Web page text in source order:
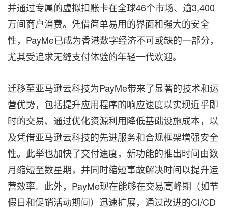
并通过专属的虚拟扣账卡在全球46个市场、逾3,400
万间商户消费。凭借简单易用的界面和强大的安全
性，PayMe已成为香港数字经济不可或缺的一部分，
尤其受追求无缝支付体验的年轻一代欢迎。
迁移至亚马逊云科技为PayMe带来了显著的技术和运
营优势，包括提升应用程序的响应速度以实现近乎即
时的交易、通过优化资源利用降低基础设施成本，以
及凭借亚马逊云科技的先进服务和合规框架增强安全
性。此举也加快了交付速度，新功能的推出时间由数
月缩短至数星期，并同时缩短事故解决时间以提升运
营效率。此外，PayMe现在能够在交易高峰期（如节
假日和促销活动期间）迅速扩展，通过改进的CI/CD